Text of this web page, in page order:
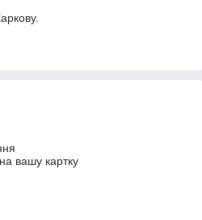
вашу картку